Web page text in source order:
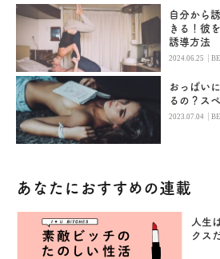
自分から
きる！彼
誘導方法
2024.06.25 |
おっぱい
るの？ス
2023.07.04 |
あなたにおすすめの連載
人生
クス